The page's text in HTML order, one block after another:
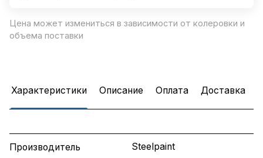
Цена может измениться в зависимости от колеровки и
объема поставки
Характеристики Описание Оплата Доставка
Производитель Steelpaint